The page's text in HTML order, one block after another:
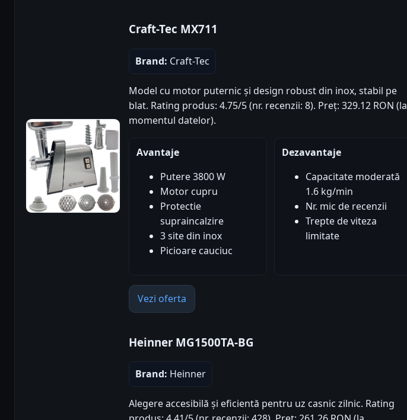
Craft-Tec MX711
Brand: Craft-Tec
Model cu motor puternic și design robust din inox, stabil pe
blat. Rating produs: 4.75/5 (nr. recenzii: 8). Preț: 329.12 RON (la
momentul datelor).
Avantaje
Putere 3800 W
Motor cupru
Protectie
supraincalzire
3 site din inox
Picioare cauciuc
Dezavantaje
Capacitate moderată
1.6 kg/min
Nr. mic de recenzii
Trepte de viteza
limitate
Vezi oferta
Heinner MG1500TA-BG
Brand: Heinner
Alegere accesibilă și eficientă pentru uz casnic zilnic. Rating